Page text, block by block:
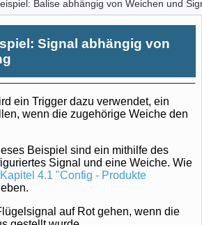
Balise abhängig von Weichen und
Signal abhängig von
ein Trigger dazu verwendet, ein
wenn die zugehörige Weiche den
Beispiel sind ein mithilfe des
Signal und eine Weiche. Wie
Kapitel 4.1 "Config - Produkte
auf Rot gehen, wenn die